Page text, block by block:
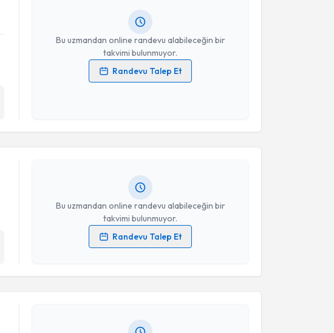
Bu uzmandan online randevu alabileceğin bir
takvimi bulunmuyor.
Randevu Talep Et
Kişisel verilerimin işlenmesine ilişkinAydınlatma Metni
Takvim Talebini Gönder
Bu uzmandan online randevu alabileceğin bir
takvimi bulunmuyor.
Randevu Talep Et
Kişisel verilerimin işlenmesine ilişkinAydınlatma Metni
Randevu Takvimi Talebi